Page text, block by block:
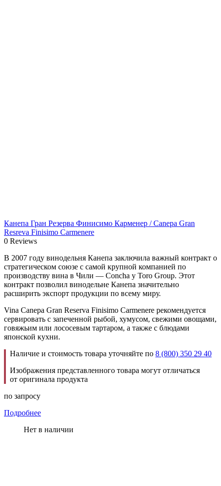
Канепа Гран Резерва Финисимо Карменер / Canepa Gran
Resreva Finisimo Carmenere
0 Reviews
В 2007 году винодельня Канепа заключила важный контракт о
стратегическом союзе с самой крупной компанией по
производству вина в Чили — Concha y Toro Group. Этот
контракт позволил винодельне Канепа значительно
расширить экспорт продукции по всему миру.
Vina Canepa Gran Reserva Finisimo Carmenere рекомендуется
сервировать с запеченной рыбой, хумусом, свежими овощами,
говяжьим или лососевым тартаром, а также с блюдами
японской кухни.
Наличие и стоимость товара уточняйте по 8 (800) 350 29 40
Изображения представленного товара могут отличаться
от оригинала продукта
по запросу
Подробнее
Нет в наличии